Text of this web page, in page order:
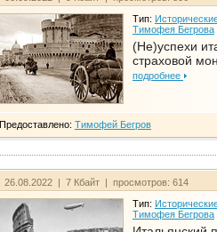
Тип:
Тимофея Бегрова
(Не)успехи
страховой
подробнее
Предоставлено: Тимофей Бегров
26.08.2022 | 7 Кбайт | просмотров: 614
Тип:
Тимофея Бегрова